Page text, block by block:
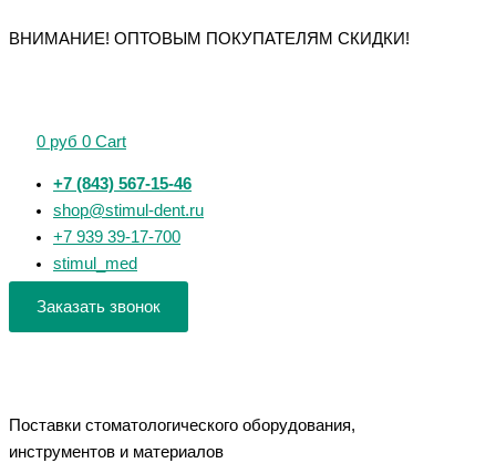
к
ВНИМАНИЕ! ОПТОВЫМ ПОКУПАТЕЛЯМ СКИДКИ!
0 руб 0 Cart
+7 (843) 567-15-46
shop@stimul-dent.ru
+7 939 39-17-700
stimul_med
Заказать звонок
Поставки стоматологического оборудования,
инструментов и материалов
товаров
товаров
товара
товара
товара
товара
товара